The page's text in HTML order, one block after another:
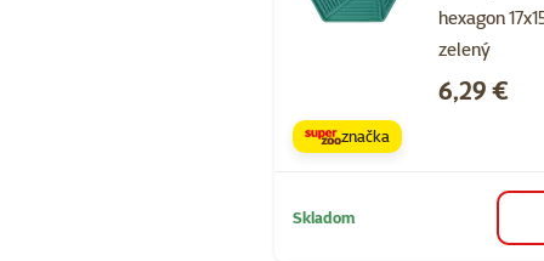
hexagon
zelený
Cena
6,29 €
značka
Skladom